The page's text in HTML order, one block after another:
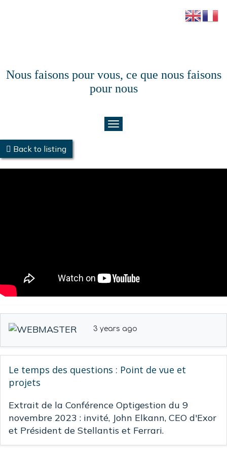
Nous faisons pour vous, ce que nous faisons
pour nous
Back to listing
3 years ago
Le temps des questions : Point de vue et
projets
Extrait de la Conférence Optigestion du 9
novembre 2023 : invité, John Elkann, CEO d'Exor
et Président de Stellantis et Ferrari.